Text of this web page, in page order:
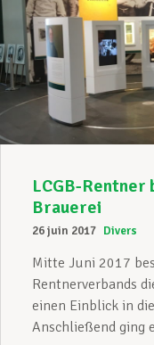
LCGB-
Brauerei
26 juin 2017 Divers
Mitte Juni 2017
Rentnerverbands
einen Einblick in
Anschließend ging